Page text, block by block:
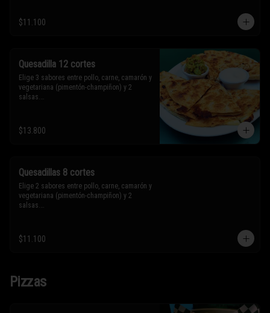
Sólo puedes solicitar eliminar un
ingrediente.
$11.100
Quesadilla 12 cortes
Elige 3 sabores entre pollo, carne, camarón y
vegetariana (pimentón-champiñon) y 2
salsas.
* Los ingredientes no son intercambiables.
Sólo puedes solicitar eliminar un
$13.800
Quesadillas 8 cortes
Elige 2 sabores entre pollo, carne, camarón y
vegetariana (pimentón-champiñon) y 2
salsas.
* Los ingredientes no son intercambiables.
Sólo puedes solicitar eliminar un
$11.100
Pizzas